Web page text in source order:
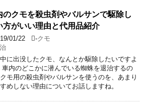
のクモを殺虫剤やバルサンで駆除し
方がいい理由と代用品紹介
01/22 -クモ
に出没したクモ、なんとか駆除したいですよ
車内のどこかに潜んでいる蜘蛛を退治するの
モ用の殺虫剤やバルサンを使うのを、あまり
めしない理由についてお話しますね。